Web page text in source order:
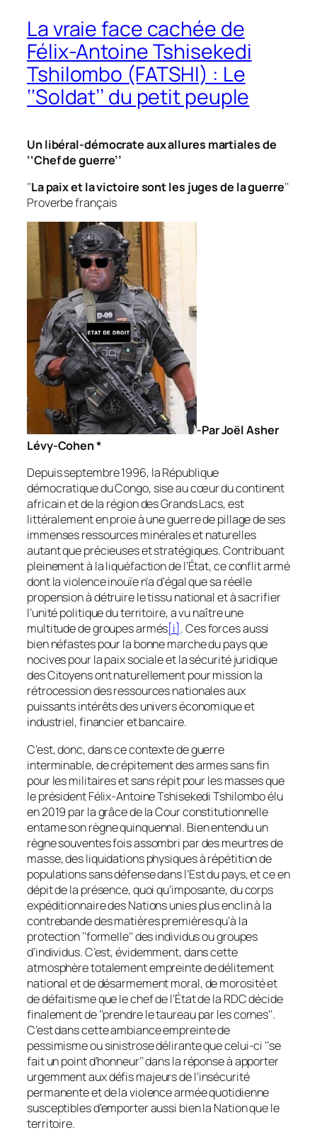
La vraie face cachée de
Félix-Antoine Tshisekedi
Tshilombo (FATSHI) : Le
‘‘Soldat’’ du petit peuple
Un libéral-démocrate aux allures martiales de
‘‘Chef de guerre’’
‘‘La paix et la victoire sont les juges de la guerre’’
Proverbe français
-Par Joël Asher
Lévy-Cohen *
Depuis septembre 1996, la République
démocratique du Congo, sise au cœur du continent
africain et de la région des Grands Lacs, est
littéralement en proie à une guerre de pillage de ses
immenses ressources minérales et naturelles
autant que précieuses et stratégiques. Contribuant
pleinement à la liquéfaction de l’État, ce conflit armé
dont la violence inouïe n’a d’égal que sa réelle
propension à détruire le tissu national et à sacrifier
l’unité politique du territoire, a vu naître une
multitude de groupes armés[i]. Ces forces aussi
bien néfastes pour la bonne marche du pays que
nocives pour la paix sociale et la sécurité juridique
des Citoyens ont naturellement pour mission la
rétrocession des ressources nationales aux
puissants intérêts des univers économique et
industriel, financier et bancaire.
C’est, donc, dans ce contexte de guerre
interminable, de crépitement des armes sans fin
pour les militaires et sans répit pour les masses que
le président Félix-Antoine Tshisekedi Tshilombo élu
en 2019 par la grâce de la Cour constitutionnelle
entame son règne quinquennal. Bien entendu un
règne souventes fois assombri par des meurtres de
masse, des liquidations physiques à répétition de
populations sans défense dans l’Est du pays, et ce en
dépit de la présence, quoi qu’imposante, du corps
expéditionnaire des Nations unies plus enclin à la
contrebande des matières premières qu’à la
protection ‘‘formelle’’ des individus ou groupes
d’individus. C’est, évidemment, dans cette
atmosphère totalement empreinte de délitement
national et de désarmement moral, de morosité et
de défaitisme que le chef de l’État de la RDC décide
finalement de ‘‘prendre le taureau par les cornes’’.
C’est dans cette ambiance empreinte de
pessimisme ou sinistrose délirante que celui-ci ‘‘se
fait un point d’honneur’’ dans la réponse à apporter
urgemment aux défis majeurs de l’insécurité
permanente et de la violence armée quotidienne
susceptibles d’emporter aussi bien la Nation que le
territoire.